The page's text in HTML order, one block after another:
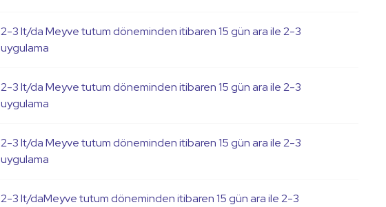
2-3 lt/da Meyve tutum döneminden itibaren 15 gün ara ile 2-3
uygulama
2-3 lt/da Meyve tutum döneminden itibaren 15 gün ara ile 2-3
uygulama
2-3 lt/da Meyve tutum döneminden itibaren 15 gün ara ile 2-3
uygulama
2-3 lt/daMeyve tutum döneminden itibaren 15 gün ara ile 2-3